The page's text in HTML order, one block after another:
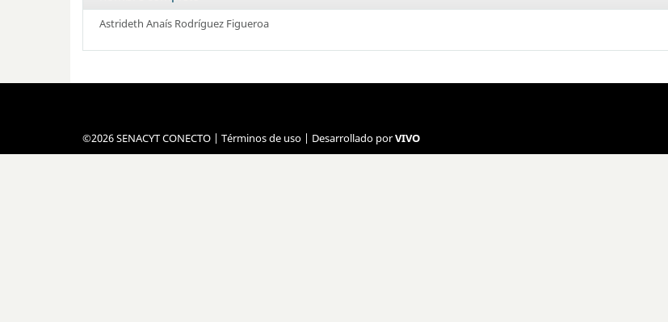
Astrideth Anaís Rodríguez Figueroa
©2026 SENACYT CONECTO | Términos de uso | Desarrollado porVIVO